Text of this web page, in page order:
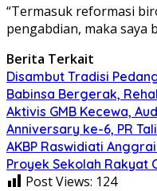
“Termasuk reformasi
pengabdian, maka saya
Berita Terkait
Disambut Tradisi
Babinsa Bergerak,
Aktivis GMB Kecewa,
Anniversary ke-6, PR
AKBP Raswidiati
Proyek Sekolah Rakyat
Post Views: 124